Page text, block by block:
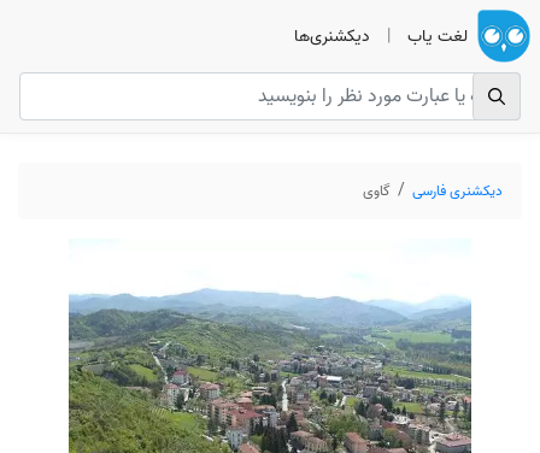
لغت یاب | دیکشنری‌ها
دیکشنری فارسی گاوی